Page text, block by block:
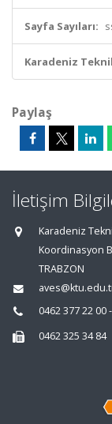
Sayfa Sayıları:
Karadeniz
Paylaş
İletişim
Karadeniz
Koordinasyon
TRABZON
0462 377 22 00
0462 325 34 84